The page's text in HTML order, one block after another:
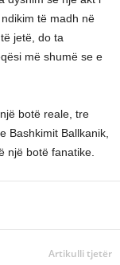
të madh në
jetë, do ta
më shumë se e
botë reale, tre
Bashkimit Ballkanik,
një botë fanatike.
Artikulli tjetër